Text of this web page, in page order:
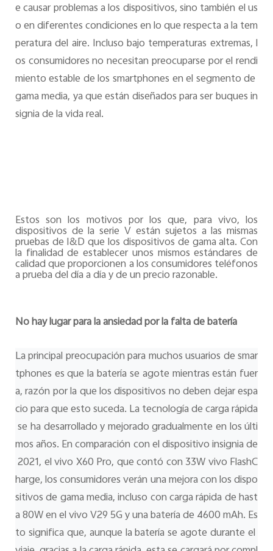
e causar problemas a los dispositivos, sino también el us
o en diferentes condiciones en lo que respecta a la tem
peratura del aire. Incluso bajo temperaturas extremas, l
os consumidores no necesitan preocuparse por el rendi
miento estable de los smartphones en el segmento de
gama media, ya que están diseñados para ser buques in
signia de la vida real.
Estos son los motivos por los que, para vivo, los
dispositivos de la serie V están sujetos a las mismas
pruebas de I&D que los dispositivos de gama alta. Con
la finalidad de establecer unos mismos estándares de
calidad que proporcionen a los consumidores teléfonos
a prueba del día a día y de un precio razonable.
No hay lugar para la ansiedad por la falta de batería
La principal preocupación para muchos usuarios de smar
tphones es que la batería se agote mientras están fuer
a, razón por la que los dispositivos no deben dejar espa
cio para que esto suceda. La tecnología de carga rápida
se ha desarrollado y mejorado gradualmente en los últi
mos años. En comparación con el dispositivo insignia de
2021, el vivo X60 Pro, que contó con 33W vivo FlashC
harge, los consumidores verán una mejora con los dispo
sitivos de gama media, incluso con carga rápida de hast
a 80W en el vivo V29 5G y una batería de 4600 mAh. Es
to significa que, aunque la batería se agote durante el